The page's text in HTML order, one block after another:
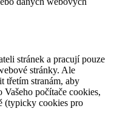
stránek a pracují pouze
stránky. Ale
třetím stranám, aby
počítače cookies,
(typicky cookies pro